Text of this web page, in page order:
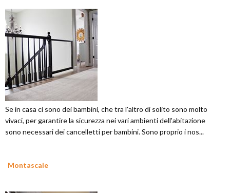
Se in casa ci sono dei bambini, che tra l'altro di solito sono molto
vivaci, per garantire la sicurezza nei vari ambienti dell'abitazione
sono necessari dei cancelletti per bambini. Sono proprio i nos...
Montascale